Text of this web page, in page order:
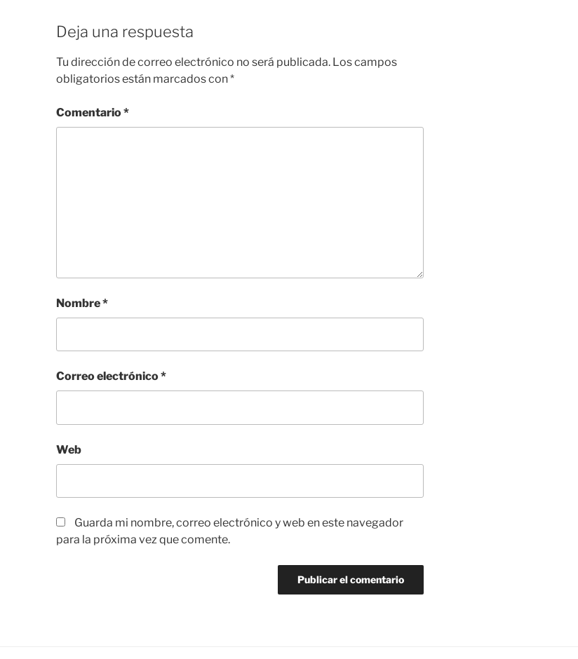
Deja una respuesta
Tu dirección de correo electrónico no será publicada. Los campos
obligatorios están marcados con*
Comentario*
Nombre*
Correo electrónico*
Web
Guarda mi nombre, correo electrónico y web en este navegador
para la próxima vez que comente.